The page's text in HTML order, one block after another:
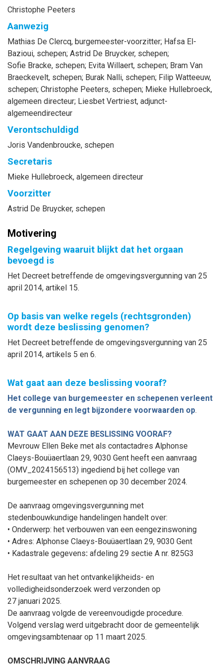
Christophe Peeters
Aanwezig
Mathias De Clercq, burgemeester-voorzitter; Hafsa El-
Bazioui, schepen; Astrid De Bruycker, schepen;
Sofie Bracke, schepen; Evita Willaert, schepen; Bram Van
Braeckevelt, schepen; Burak Nalli, schepen; Filip Watteeuw,
schepen; Christophe Peeters, schepen; Mieke Hullebroeck,
algemeen directeur; Liesbet Vertriest, adjunct-
algemeendirecteur
Verontschuldigd
Joris Vandenbroucke, schepen
Secretaris
Mieke Hullebroeck, algemeen directeur
Voorzitter
Astrid De Bruycker, schepen
Motivering
Regelgeving waaruit blijkt dat het orgaan
bevoegd is
Het Decreet betreffende de omgevingsvergunning van 25
april 2014, artikel 15.
Op basis van welke regels (rechtsgronden)
wordt deze beslissing genomen?
Het Decreet betreffende de omgevingsvergunning van 25
april 2014, artikels 5 en 6.
Wat gaat aan deze beslissing vooraf?
Het college van burgemeester en schepenen verleent
de vergunning en legt bijzondere voorwaarden op.
WAT GAAT AAN DEZE BESLISSING VOORAF?
Mevrouw Ellen Beke met als contactadres Alphonse
Claeys-Bouüaertlaan 29, 9030 Gent heeft een aanvraag
(OMV_2024156513) ingediend bij het college van
burgemeester en schepenen op 30 december 2024.
De aanvraag omgevingsvergunning met
stedenbouwkundige handelingen handelt over:
• Onderwerp: het verbouwen van een eengezinswoning
• Adres: Alphonse Claeys-Bouüaertlaan 29, 9030 Gent
• Kadastrale gegevens: afdeling 29 sectie A nr. 825G3
Het resultaat van het ontvankelijkheids- en
volledigheidsonderzoek werd verzonden op
27 januari 2025.
De aanvraag volgde de vereenvoudigde procedure.
Volgend verslag werd uitgebracht door de gemeentelijk
omgevingsambtenaar op 11 maart 2025.
OMSCHRIJVING AANVRAAG